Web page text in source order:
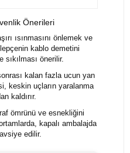
Önerileri
ısınmasını önlemek ve
kablo demetini
önerilir.
kalan fazla ucun yan
keskin uçların yaralanma
kaldırır.
ömrünü ve esnekliğini
kapalı ambalajda
edilir.